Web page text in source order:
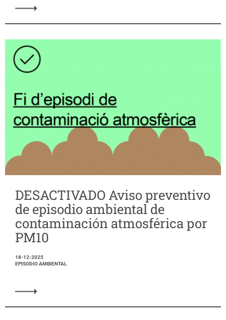
DESACTIVADO Aviso preventivo
de episodio ambiental de
contaminación atmosférica por
PM10
18-12-2025
EPISODIO AMBIENTAL